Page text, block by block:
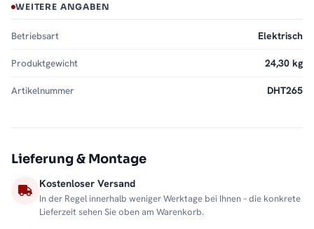
WEITERE ANGABEN
Betriebsart Elektrisch
Produktgewicht 24,30 kg
Artikelnummer DHT265
Lieferung & Montage
Kostenloser Versand
In der Regel innerhalb weniger Werktage bei Ihnen – die konkrete
Lieferzeit sehen Sie oben am Warenkorb.